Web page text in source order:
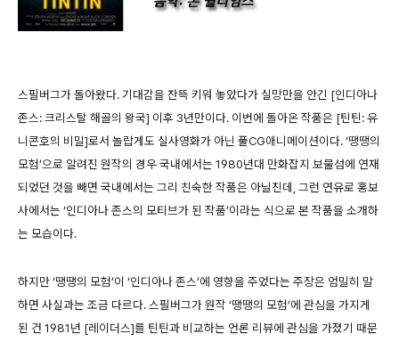
스필버그가 돌아왔다. 기대감을 잔뜩 키워 놓았다가 실망만을 안긴 [인디아나
존스: 크리스탈 해골의 왕국] 이후 3년만이다. 이번에 돌아온 작품은 [틴틴: 유
니콘호의 비밀]로서 놀랍게도 실사영화가 아닌 풀CG애니메이션이다. ‘땡땡의
모험’으로 알려진 원작의 경우 국내에서는 1980년대 만화잡지 보물섬에 연재
되었던 것을 빼면 국내에서는 그리 친숙한 작품은 아닐진데, 그런 연유로 홍보
사에서는 ‘인디아나 존스의 모티브가 된 작품’이라는 식으로 본 작품을 소개하
는 모습이다.
하지만 ‘땡땡의 모험’이 ‘인디아나 존스’에 영향을 주었다는 주장은 엄밀히 말
하면 사실과는 조금 다르다. 스필버그가 원작 ‘땡땡의 모험’에 관심을 가지게
된 건 1981년 [레이더스]를 틴틴과 비교하는 언론 리뷰에 관심을 가졌기 때문